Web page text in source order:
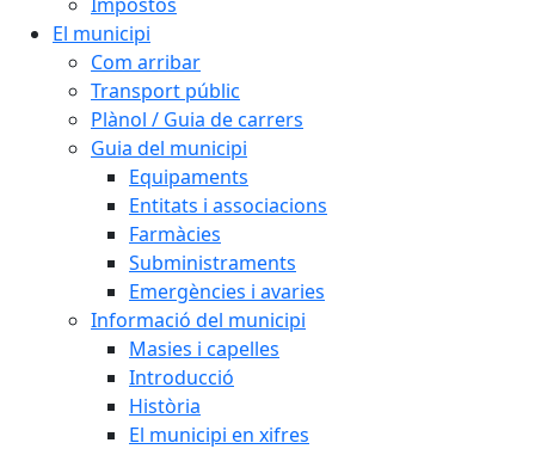
El municipi
Com arribar
Transport públic
Plànol / Guia de carrers
Guia del municipi
Equipaments
Entitats i associacions
Farmàcies
Subministraments
Emergències i avaries
Informació del municipi
Masies i capelles
Introducció
Història
El municipi en xifres